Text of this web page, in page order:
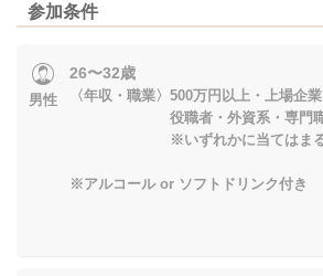
参加条件
男性
26〜32歳
〈年収・職業〉500万円以上・上場企
役職者・外資系・専門職・
※いずれかに当てはまる
※アルコール or ソフトドリンク付き